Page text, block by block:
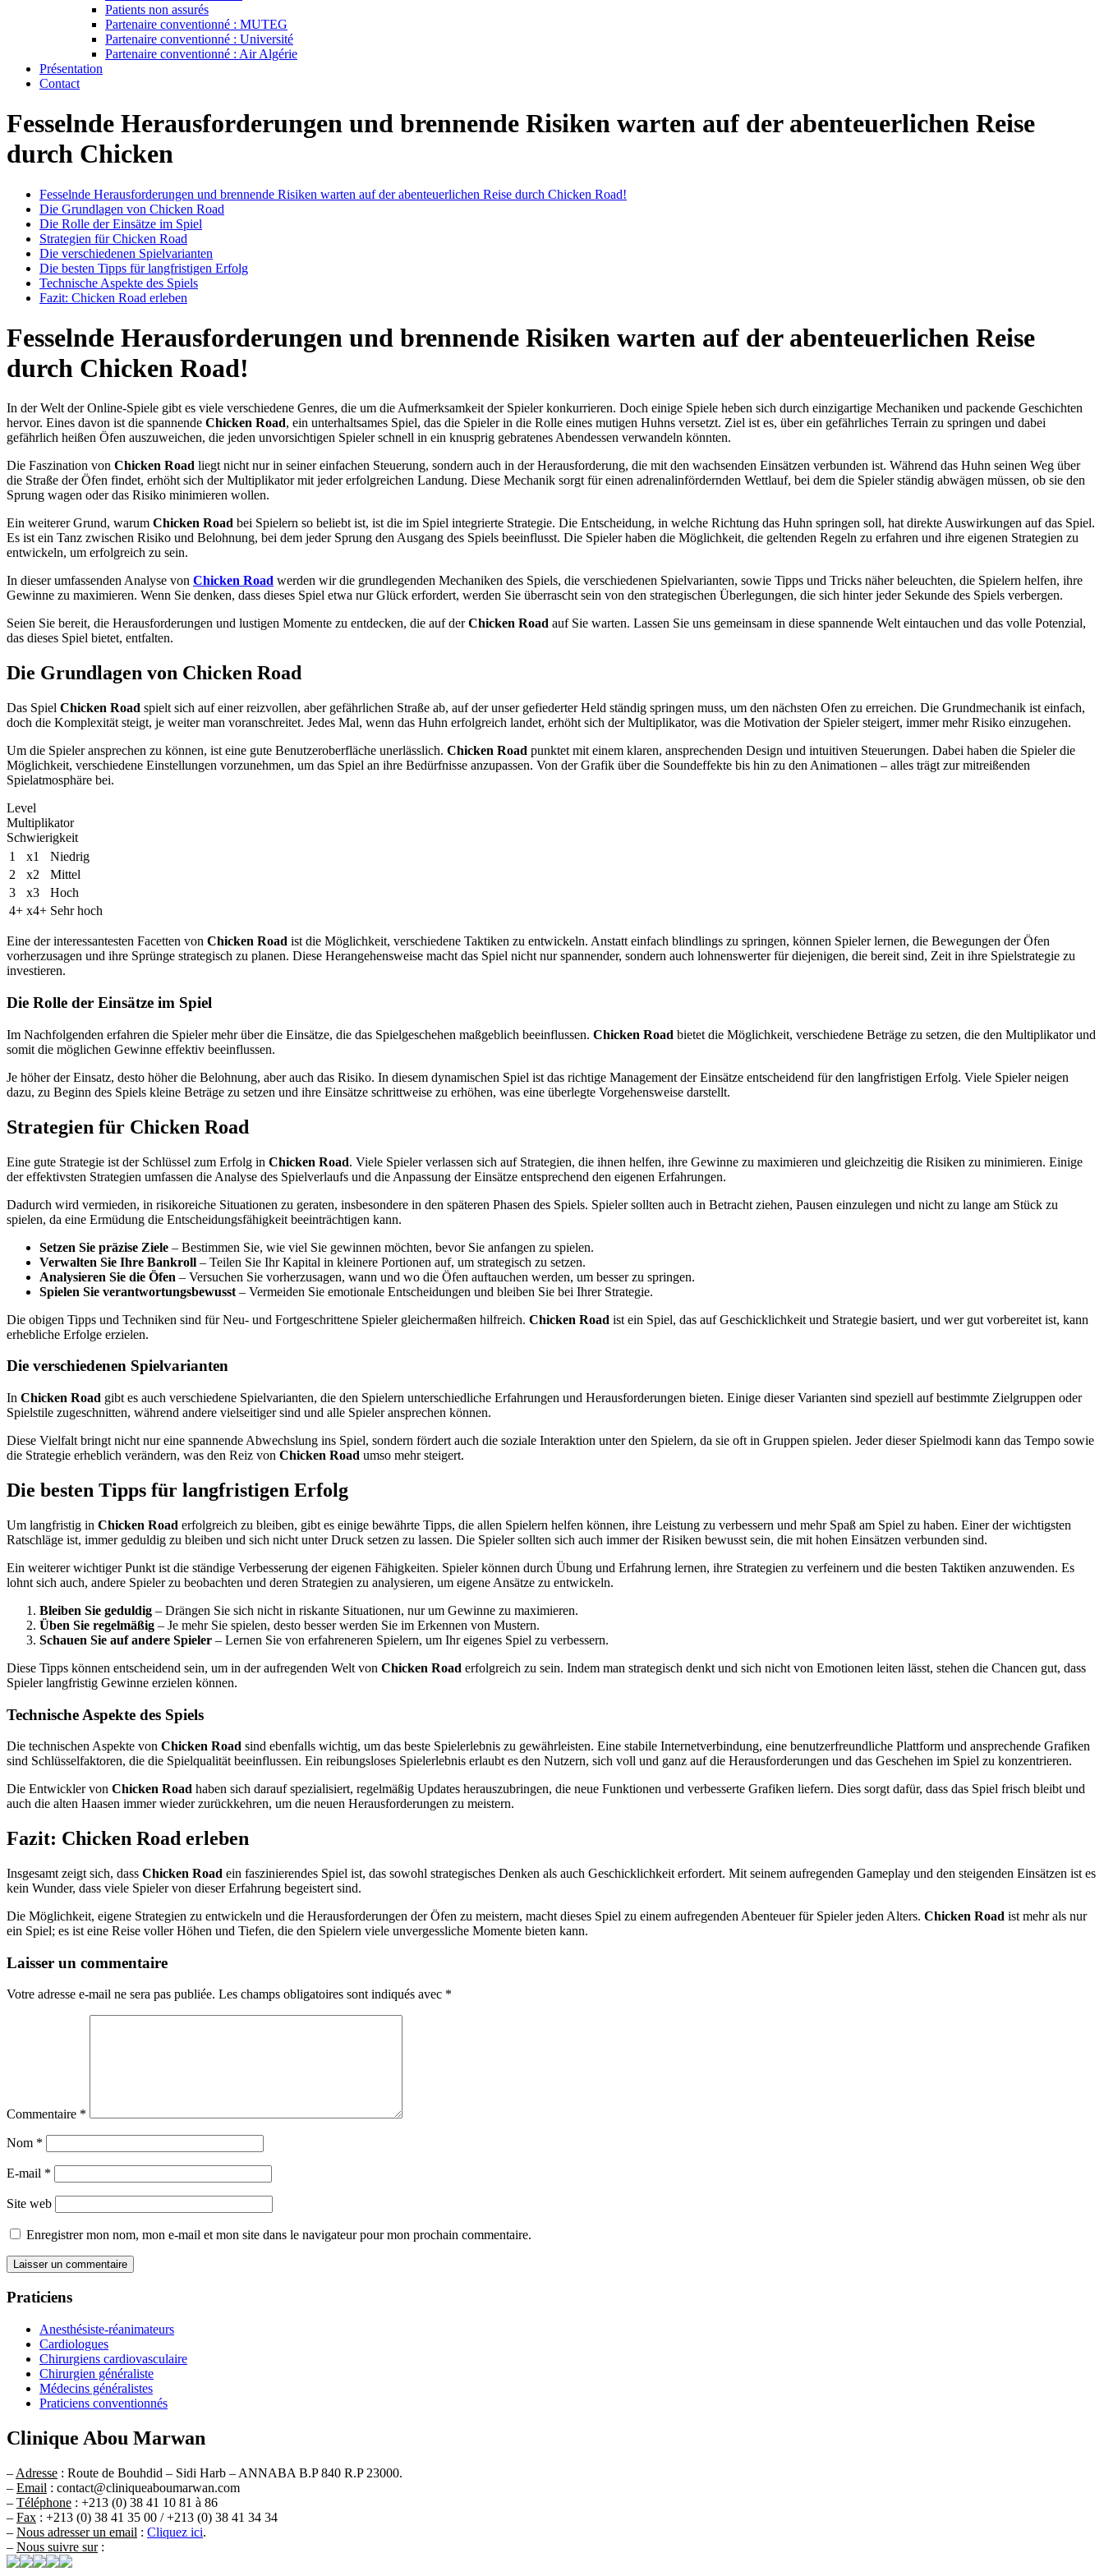
Patients non assurés
Partenaire conventionné : MUTEG
Partenaire conventionné : Université
Partenaire conventionné : Air Algérie
Présentation
Contact
Fesselnde Herausforderungen und brennende Risiken warten auf der abenteuerlichen Reise
durch Chicken
Fesselnde Herausforderungen und brennende Risiken warten auf der abenteuerlichen Reise durch Chicken Road!
Die Grundlagen von Chicken Road
Die Rolle der Einsätze im Spiel
Strategien für Chicken Road
Die verschiedenen Spielvarianten
Die besten Tipps für langfristigen Erfolg
Technische Aspekte des Spiels
Fazit: Chicken Road erleben
Fesselnde Herausforderungen und brennende Risiken warten auf der abenteuerlichen Reise
durch Chicken Road!
In der Welt der Online-Spiele gibt es viele verschiedene Genres, die um die Aufmerksamkeit der Spieler konkurrieren. Doch einige Spiele heben sich durch einzigartige Mechaniken und packende Geschichten
hervor. Eines davon ist die spannende Chicken Road, ein unterhaltsames Spiel, das die Spieler in die Rolle eines mutigen Huhns versetzt. Ziel ist es, über ein gefährliches Terrain zu springen und dabei
gefährlich heißen Öfen auszuweichen, die jeden unvorsichtigen Spieler schnell in ein knusprig gebratenes Abendessen verwandeln könnten.
Die Faszination von Chicken Road liegt nicht nur in seiner einfachen Steuerung, sondern auch in der Herausforderung, die mit den wachsenden Einsätzen verbunden ist. Während das Huhn seinen Weg über
die Straße der Öfen findet, erhöht sich der Multiplikator mit jeder erfolgreichen Landung. Diese Mechanik sorgt für einen adrenalinfördernden Wettlauf, bei dem die Spieler ständig abwägen müssen, ob sie den
Sprung wagen oder das Risiko minimieren wollen.
Ein weiterer Grund, warum Chicken Road bei Spielern so beliebt ist, ist die im Spiel integrierte Strategie. Die Entscheidung, in welche Richtung das Huhn springen soll, hat direkte Auswirkungen auf das Spiel.
Es ist ein Tanz zwischen Risiko und Belohnung, bei dem jeder Sprung den Ausgang des Spiels beeinflusst. Die Spieler haben die Möglichkeit, die geltenden Regeln zu erfahren und ihre eigenen Strategien zu
entwickeln, um erfolgreich zu sein.
In dieser umfassenden Analyse von Chicken Road werden wir die grundlegenden Mechaniken des Spiels, die verschiedenen Spielvarianten, sowie Tipps und Tricks näher beleuchten, die Spielern helfen, ihre
Gewinne zu maximieren. Wenn Sie denken, dass dieses Spiel etwa nur Glück erfordert, werden Sie überrascht sein von den strategischen Überlegungen, die sich hinter jeder Sekunde des Spiels verbergen.
Seien Sie bereit, die Herausforderungen und lustigen Momente zu entdecken, die auf derChicken Road auf Sie warten. Lassen Sie uns gemeinsam in diese spannende Welt eintauchen und das volle Potenzial,
das dieses Spiel bietet, entfalten.
Die Grundlagen von Chicken Road
Das Spiel Chicken Road spielt sich auf einer reizvollen, aber gefährlichen Straße ab, auf der unser gefiederter Held ständig springen muss, um den nächsten Ofen zu erreichen. Die Grundmechanik ist einfach,
doch die Komplexität steigt, je weiter man voranschreitet. Jedes Mal, wenn das Huhn erfolgreich landet, erhöht sich der Multiplikator, was die Motivation der Spieler steigert, immer mehr Risiko einzugehen.
Um die Spieler ansprechen zu können, ist eine gute Benutzeroberfläche unerlässlich. Chicken Road punktet mit einem klaren, ansprechenden Design und intuitiven Steuerungen. Dabei haben die Spieler die
Möglichkeit, verschiedene Einstellungen vorzunehmen, um das Spiel an ihre Bedürfnisse anzupassen. Von der Grafik über die Soundeffekte bis hin zu den Animationen – alles trägt zur mitreißenden
Spielatmosphäre bei.
Level
Multiplikator
Schwierigkeit
1
x1
Niedrig
2
x2
Mittel
3
x3
Hoch
4+ x4+ Sehr hoch
Eine der interessantesten Facetten von Chicken Road ist die Möglichkeit, verschiedene Taktiken zu entwickeln. Anstatt einfach blindlings zu springen, können Spieler lernen, die Bewegungen der Öfen
vorherzusagen und ihre Sprünge strategisch zu planen. Diese Herangehensweise macht das Spiel nicht nur spannender, sondern auch lohnenswerter für diejenigen, die bereit sind, Zeit in ihre Spielstrategie zu
investieren.
Die Rolle der Einsätze im Spiel
Im Nachfolgenden erfahren die Spieler mehr über die Einsätze, die das Spielgeschehen maßgeblich beeinflussen. Chicken Road bietet die Möglichkeit, verschiedene Beträge zu setzen, die den Multiplikator und
somit die möglichen Gewinne effektiv beeinflussen.
Je höher der Einsatz, desto höher die Belohnung, aber auch das Risiko. In diesem dynamischen Spiel ist das richtige Management der Einsätze entscheidend für den langfristigen Erfolg. Viele Spieler neigen
dazu, zu Beginn des Spiels kleine Beträge zu setzen und ihre Einsätze schrittweise zu erhöhen, was eine überlegte Vorgehensweise darstellt.
Strategien für Chicken Road
Eine gute Strategie ist der Schlüssel zum Erfolg in Chicken Road. Viele Spieler verlassen sich auf Strategien, die ihnen helfen, ihre Gewinne zu maximieren und gleichzeitig die Risiken zu minimieren. Einige
der effektivsten Strategien umfassen die Analyse des Spielverlaufs und die Anpassung der Einsätze entsprechend den eigenen Erfahrungen.
Dadurch wird vermieden, in risikoreiche Situationen zu geraten, insbesondere in den späteren Phasen des Spiels. Spieler sollten auch in Betracht ziehen, Pausen einzulegen und nicht zu lange am Stück zu
spielen, da eine Ermüdung die Entscheidungsfähigkeit beeinträchtigen kann.
Setzen Sie präzise Ziele – Bestimmen Sie, wie viel Sie gewinnen möchten, bevor Sie anfangen zu spielen.
Verwalten Sie Ihre Bankroll – Teilen Sie Ihr Kapital in kleinere Portionen auf, um strategisch zu setzen.
Analysieren Sie die Öfen – Versuchen Sie vorherzusagen, wann und wo die Öfen auftauchen werden, um besser zu springen.
Spielen Sie verantwortungsbewusst – Vermeiden Sie emotionale Entscheidungen und bleiben Sie bei Ihrer Strategie.
Die obigen Tipps und Techniken sind für Neu- und Fortgeschrittene Spieler gleichermaßen hilfreich. Chicken Road ist ein Spiel, das auf Geschicklichkeit und Strategie basiert, und wer gut vorbereitet ist, kann
erhebliche Erfolge erzielen.
Die verschiedenen Spielvarianten
In Chicken Road gibt es auch verschiedene Spielvarianten, die den Spielern unterschiedliche Erfahrungen und Herausforderungen bieten. Einige dieser Varianten sind speziell auf bestimmte Zielgruppen oder
Spielstile zugeschnitten, während andere vielseitiger sind und alle Spieler ansprechen können.
Diese Vielfalt bringt nicht nur eine spannende Abwechslung ins Spiel, sondern fördert auch die soziale Interaktion unter den Spielern, da sie oft in Gruppen spielen. Jeder dieser Spielmodi kann das Tempo sowie
die Strategie erheblich verändern, was den Reiz von Chicken Road umso mehr steigert.
Die besten Tipps für langfristigen Erfolg
Um langfristig in Chicken Road erfolgreich zu bleiben, gibt es einige bewährte Tipps, die allen Spielern helfen können, ihre Leistung zu verbessern und mehr Spaß am Spiel zu haben. Einer der wichtigsten
Ratschläge ist, immer geduldig zu bleiben und sich nicht unter Druck setzen zu lassen. Die Spieler sollten sich auch immer der Risiken bewusst sein, die mit hohen Einsätzen verbunden sind.
Ein weiterer wichtiger Punkt ist die ständige Verbesserung der eigenen Fähigkeiten. Spieler können durch Übung und Erfahrung lernen, ihre Strategien zu verfeinern und die besten Taktiken anzuwenden. Es
lohnt sich auch, andere Spieler zu beobachten und deren Strategien zu analysieren, um eigene Ansätze zu entwickeln.
Bleiben Sie geduldig – Drängen Sie sich nicht in riskante Situationen, nur um Gewinne zu maximieren.
Üben Sie regelmäßig – Je mehr Sie spielen, desto besser werden Sie im Erkennen von Mustern.
Schauen Sie auf andere Spieler – Lernen Sie von erfahreneren Spielern, um Ihr eigenes Spiel zu verbessern.
Diese Tipps können entscheidend sein, um in der aufregenden Welt von Chicken Road erfolgreich zu sein. Indem man strategisch denkt und sich nicht von Emotionen leiten lässt, stehen die Chancen gut, dass
Spieler langfristig Gewinne erzielen können.
Technische Aspekte des Spiels
Die technischen Aspekte von Chicken Road sind ebenfalls wichtig, um das beste Spielerlebnis zu gewährleisten. Eine stabile Internetverbindung, eine benutzerfreundliche Plattform und ansprechende Grafiken
sind Schlüsselfaktoren, die die Spielqualität beeinflussen. Ein reibungsloses Spielerlebnis erlaubt es den Nutzern, sich voll und ganz auf die Herausforderungen und das Geschehen im Spiel zu konzentrieren.
Die Entwickler von Chicken Road haben sich darauf spezialisiert, regelmäßig Updates herauszubringen, die neue Funktionen und verbesserte Grafiken liefern. Dies sorgt dafür, dass das Spiel frisch bleibt und
auch die alten Haasen immer wieder zurückkehren, um die neuen Herausforderungen zu meistern.
Fazit: Chicken Road erleben
Insgesamt zeigt sich, dass Chicken Road ein faszinierendes Spiel ist, das sowohl strategisches Denken als auch Geschicklichkeit erfordert. Mit seinem aufregenden Gameplay und den steigenden Einsätzen ist es
kein Wunder, dass viele Spieler von dieser Erfahrung begeistert sind.
Die Möglichkeit, eigene Strategien zu entwickeln und die Herausforderungen der Öfen zu meistern, macht dieses Spiel zu einem aufregenden Abenteuer für Spieler jeden Alters. Chicken Road ist mehr als nur
ein Spiel; es ist eine Reise voller Höhen und Tiefen, die den Spielern viele unvergessliche Momente bieten kann.
Laisser un commentaire
Votre adresse e-mail ne sera pas publiée. Les champs obligatoires sont indiqués avec *
Commentaire *
Nom *
E-mail *
Site web
Enregistrer mon nom, mon e-mail et mon site dans le navigateur pour mon prochain commentaire.
Praticiens
Anesthésiste-réanimateurs
Cardiologues
Chirurgiens cardiovasculaire
Chirurgien généraliste
Médecins généralistes
Praticiens conventionnés
Clinique Abou Marwan
– Adresse : Route de Bouhdid – Sidi Harb – ANNABA B.P 840 R.P 23000.
– Email : contact@cliniqueaboumarwan.com
– Téléphone : +213 (0) 38 41 10 81 à 86
– Fax : +213 (0) 38 41 35 00 / +213 (0) 38 41 34 34
– Nous adresser un email : Cliquez ici.
– Nous suivre sur: